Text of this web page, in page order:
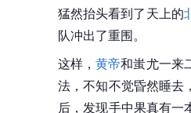
猛然抬头看到了天上的
队冲出了重围。
这样，黄帝和蚩尤一来
法，不知不觉昏然睡去
后，发现手中果真有一